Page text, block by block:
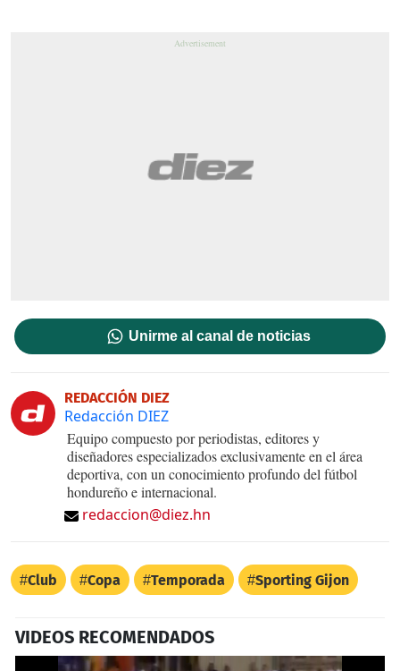
Unirme al canal de noticias
REDACCIÓN DIEZ
Redacción DIEZ
Equipo compuesto por periodistas, editores y
diseñadores especializados exclusivamente en el área
deportiva, con un conocimiento profundo del fútbol
hondureño e internacional.
redaccion@diez.hn
Club Copa Temporada Sporting Gijon
VIDEOS RECOMENDADOS